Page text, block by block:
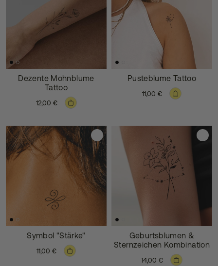
Dezente Mohnblume
Tattoo
12,00 €
Pusteblume Tattoo
11,00 €
Symbol "Stärke"
11,00 €
Geburtsblumen &
Sternzeichen Kombination
14,00 €